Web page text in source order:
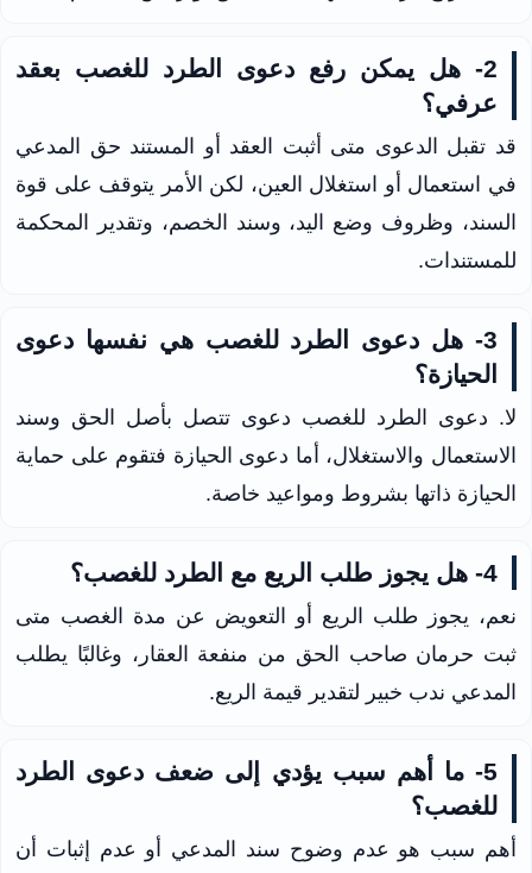
2- هل يمكن رفع دعوى الطرد للغصب بعقد
عرفي؟
قد تقبل الدعوى متى أثبت العقد أو المستند حق المدعي
في استعمال أو استغلال العين، لكن الأمر يتوقف على قوة
السند، وظروف وضع اليد، وسند الخصم، وتقدير المحكمة
للمستندات.
3- هل دعوى الطرد للغصب هي نفسها دعوى
الحيازة؟
لا. دعوى الطرد للغصب دعوى تتصل بأصل الحق وسند
الاستعمال والاستغلال، أما دعوى الحيازة فتقوم على حماية
الحيازة ذاتها بشروط ومواعيد خاصة.
4- هل يجوز طلب الريع مع الطرد للغصب؟
نعم، يجوز طلب الريع أو التعويض عن مدة الغصب متى
ثبت حرمان صاحب الحق من منفعة العقار، وغالبًا يطلب
المدعي ندب خبير لتقدير قيمة الريع.
5- ما أهم سبب يؤدي إلى ضعف دعوى الطرد
للغصب؟
أهم سبب هو عدم وضوح سند المدعي أو عدم إثبات أن